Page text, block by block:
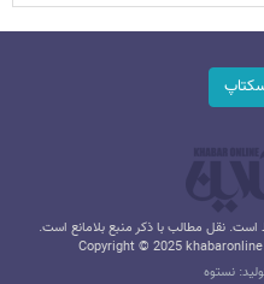
نقل مطالب با ذکر منبع بلامانع است.
Copyright © 2025
نستوه